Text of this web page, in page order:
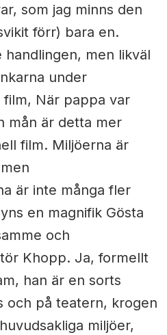
som jag minns den
förr) bara en.
handlingen, men likväl
under
film, När pappa var
mån är detta mer
film. Miljöerna är
är inte många fler
en magnifik Gösta
och
Khopp. Ja, formellt
han är en sorts
och på teatern, krogen
miljöer,